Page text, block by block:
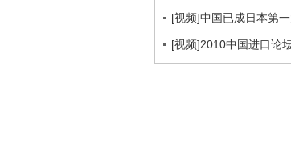
[视频]中国已成日本第
[视频]2010中国进口论